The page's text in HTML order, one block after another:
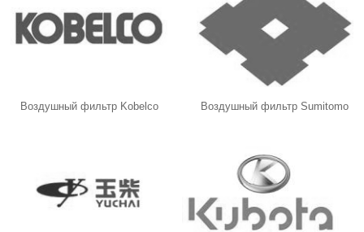
Воздушный фильтр Kobelco Воздушный фильтр Sumitomo